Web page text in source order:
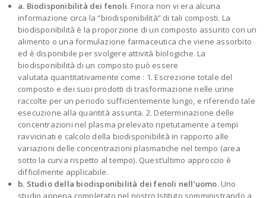
a. Biodisponibilità dei fenoli. Finora non vi era alcuna
informazione circa la “biodisponibilità” di tali composti. La
biodisponibilità è la proporzione di un composto assunto con un
alimento o una formulazione farmaceutica che viene assorbito
ed è disponibile per svolgere attività biologiche. La
biodisponibilità di un composto può essere
valutata quantitativamente come : 1. Escrezione totale del
composto e dei suoi prodotti di trasformazione nelle urine
raccolte per un periodo sufficientemente lungo, e riferendo tale
esecuzione alla quantità assunta. 2. Determinazione delle
concentrazioni nel plasma prelevato ripetutamente a tempi
ravvicinati e calcolo della biodisponibilità in rapporto alle
variazioni delle concentrazioni plasmatiche nel tempo (area
sotto la curva rispetto al tempo). Quest’ultimo approccio è
difficilmente applicabile.
b. Studio della biodisponibilità dei fenoli nell’uomo. Uno
studio appena completato nel nostro Istituto somministrando a